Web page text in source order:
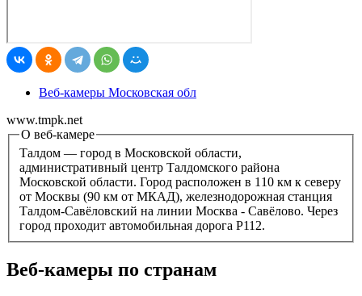
Веб-камеры Московская обл
www.tmpk.net
О веб-камере
Талдом — город в Московской области,
административный центр Талдомского района
Московской области. Город расположен в 110 км к северу
от Москвы (90 км от МКАД), железнодорожная станция
Талдом-Савёловский на линии Москва - Савёлово. Через
город проходит автомобильная дорога Р112.
Веб-камеры по странам